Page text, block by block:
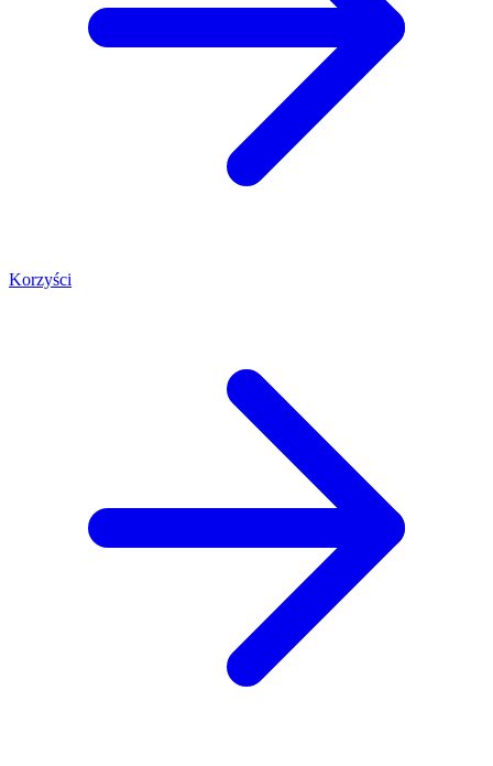
Korzyści